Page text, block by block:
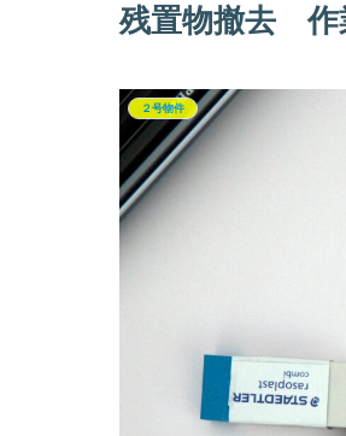
残置物撤去 作
２号物件